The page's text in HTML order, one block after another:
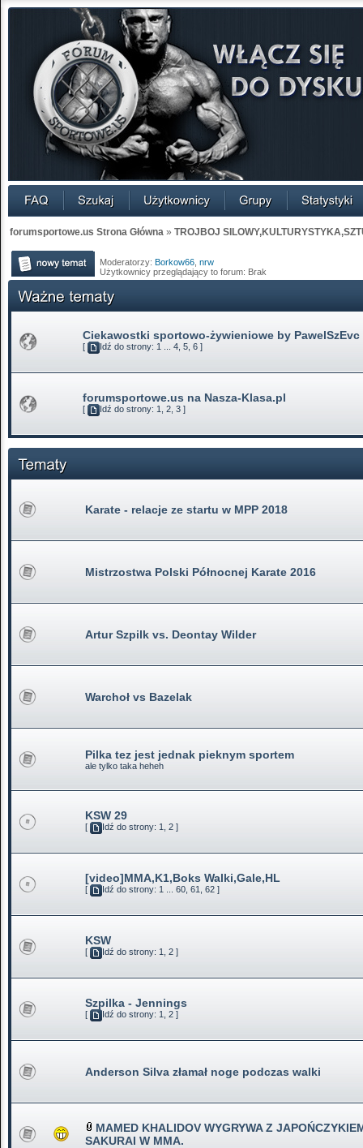
forumsportowe.us Strona Główna » TROJBOJ
Moderatorzy: Borkow66 nrw
Użytkownicy przeglądający to forum: Brak
Ciekawostki sportowo-żywieniowe by PawelSzEvc
[ Idź do strony: 1 ... 4, 5, 6 ]
forumsportowe.us na Nasza-Klasa.pl
[ Idź do strony: 1, 2, 3 ]
Karate - relacje ze startu w MPP 2018
Mistrzostwa Polski Północnej Karate 2016
Artur Szpilk vs. Deontay Wilder
Warchoł vs Bazelak
Pilka tez jest jednak pieknym sportem
ale tylko taka heheh
KSW 29
[ Idź do strony: 1, 2 ]
[video]MMA,K1,Boks Walki,Gale,HL
[ Idź do strony: 1 ... 60, 61, 62 ]
KSW
[ Idź do strony: 1, 2 ]
Szpilka - Jennings
[ Idź do strony: 1, 2 ]
Anderson Silva złamał noge podczas walki
MAMED KHALIDOV WYGRYWA Z
SAKURAI W MMA.